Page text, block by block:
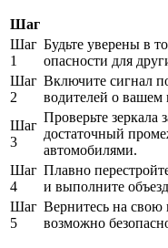
Шаг
Шаг
1
Будьте уверены в
опасности для
Шаг
2
Включите сигнал
водителей о вашем
Шаг
3
Проверьте зеркала
достаточный
автомобилями.
Шаг
4
Плавно
и выполните
Шаг
5
Вернитесь на свою
возможно